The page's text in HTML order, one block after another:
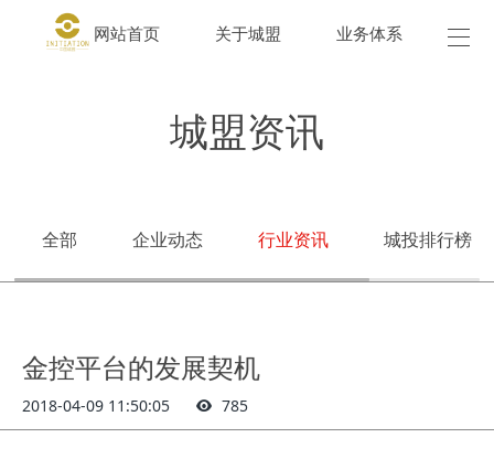
网站首页 关于城盟 业务体系 城
城盟资讯
全部 企业动态 行业资讯 城投排行榜
金控平台的发展契机
2018-04-09 11:50:05 785